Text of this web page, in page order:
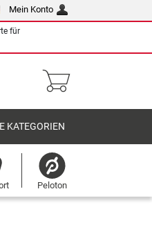
Mein Konto
für
KATEGORIEN
Peloton